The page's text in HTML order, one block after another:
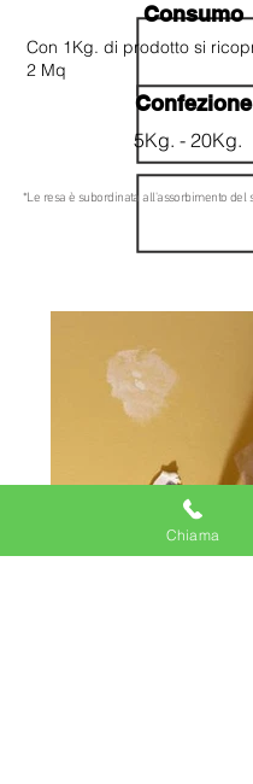
Consumo
Con 1Kg. di prodotto si
2 Mq
Confezione
5Kg. - 20Kg.
*Le resa è subordinata all'assorbimento del
Chiama